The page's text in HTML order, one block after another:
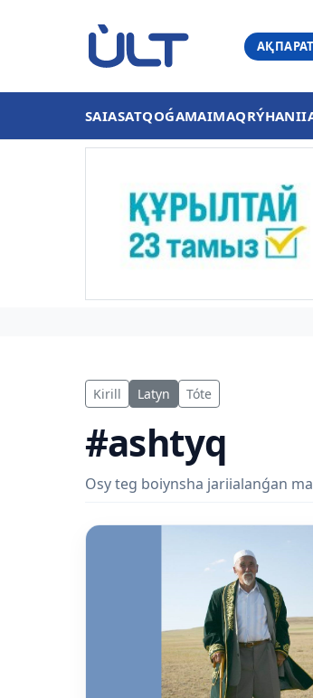
SAIASATQOǴAMAIMAQ
Kirill Latyn Tóte
#ashtyq
Osy teg boiynsha jariialanǵan